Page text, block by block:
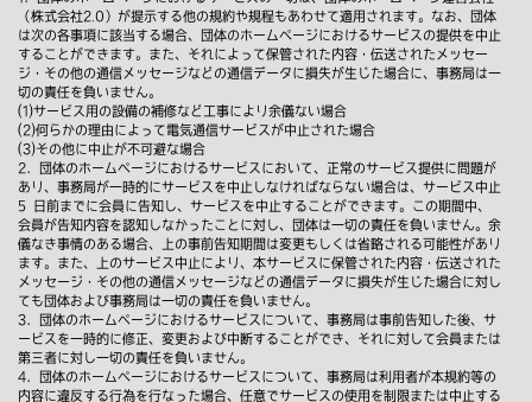
（株式会社2.0）が提示する他の規約や規程もあわせて適用されます。なお、団体
は次の各事項に該当する場合、団体のホームページにおけるサービスの提供を中止
することができます。また、それによって保管された内容・伝送されたメッセー
ジ・その他の通信メッセージなどの通信データに損失が生じた場合に、事務局は一
切の責任を負いません。
(1)サービス用の設備の補修など工事により余儀ない場合
(2)何らかの理由によって電気通信サービスが中止された場合
(3)その他に中止が不可避な場合
2．団体のホームページにおけるサービスにおいて、正常のサービス提供に問題が
あり、事務局が一時的にサービスを中止しなければならない場合は、サービス中止
5 日前までに会員に告知し、サービスを中止することができます。この期間中、
会員が告知内容を認知しなかったことに対し、団体は一切の責任を負いません。余
儀なき事情のある場合、上の事前告知期間は変更もしくは省略される可能性があり
ます。また、上のサービス中止により、本サービスに保管された内容・伝送された
メッセージ・その他の通信メッセージなどの通信データに損失が生じた場合に対し
ても団体および事務局は一切の責任を負いません。
3．団体のホームページにおけるサービスについて、事務局は事前告知した後、サ
ービスを一時的に修正、変更および中断することができ、それに対して会員または
第三者に対し一切の責任を負いません。
4．団体のホームページにおけるサービスについて、事務局は利用者が本規約等の
内容に違反する行為を行なった場合、任意でサービスの使用を制限または中止する